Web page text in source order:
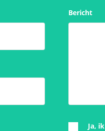
Bericht
Ja,